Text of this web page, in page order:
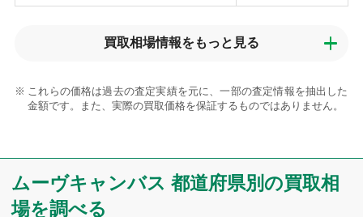
買取相場情報をもっと見る
これらの価格は過去の査定実績を元に、一部の査定情報を抽出した
金額です。また、実際の買取価格を保証するものではありません。
ムーヴキャンバス 都道府県別の買取相
場を調べる